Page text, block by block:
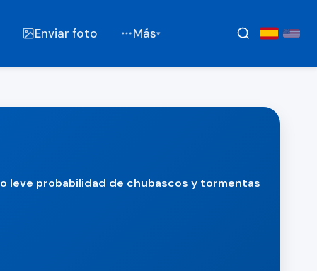
Enviar foto Más▾
leve probabilidad de chubascos y tormentas